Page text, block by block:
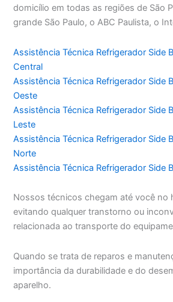
domicílio em todas as regiões de São
grande São Paulo, o ABC Paulista, o
Assistência Técnica Refrigerador Side
Central
Assistência Técnica Refrigerador Side
Oeste
Assistência Técnica Refrigerador Side
Leste
Assistência Técnica Refrigerador Side
Norte
Assistência Técnica Refrigerador Side
Nossos técnicos chegam até você no
evitando qualquer transtorno ou
relacionada ao transporte do
Quando se trata de reparos e
importância da durabilidade e do
aparelho.